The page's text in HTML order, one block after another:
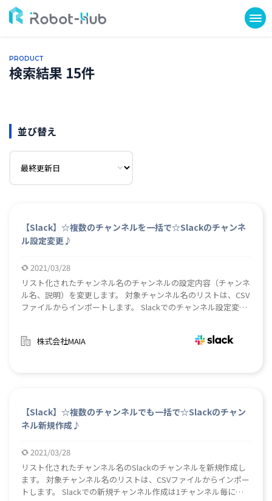
PRODUCT
検索結果 15件
並び替え
【Slack】☆複数のチャンネルを一括で☆Slackのチャンネ
ル設定変更♪
2021/03/28
リスト化されたチャンネル名のチャンネルの設定内容（チャンネ
ル名、説明）を変更します。 対象チャンネル名のリストは、CSV
ファイルからインポートします。 Slackでのチャンネル設定変更
ります。株式会社MAIA
【Slack】☆複数のチャンネルでも一括で☆Slackのチャン
ネル新規作成♪
2021/03/28
リスト化されたチャンネル名のSlackのチャンネルを新規作成し
ます。 対象チャンネル名のリストは、CSVファイルからインポー
トします。 Slackでの新規チャンネル作成は1チャンネル毎に手